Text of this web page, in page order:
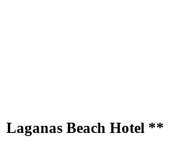
Laganas Beach Hotel **